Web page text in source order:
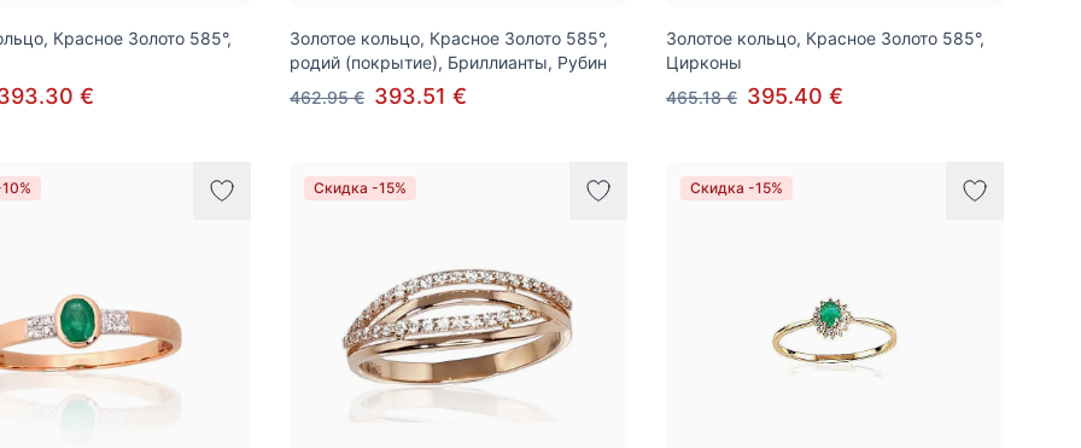
Красное Золото 585°,
€
Золотое кольцо, Красное Золото 585°,
родий (покрытие), Бриллианты, Рубин
462.95 € 393.51 €
Золотое кольцо, Красное Золото 585°,
Цирконы
465.18 € 395.40 €
Скидка -15% Скидка -15%